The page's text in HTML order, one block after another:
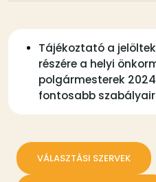
Tájékoztató a
részére a helyi
polgármesterek
fontosabb
VÁLASZTÁSI SZERVEK